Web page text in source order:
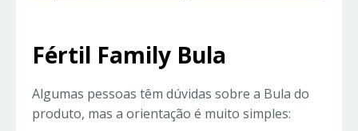
Fértil Family Bula
Algumas pessoas têm dúvidas sobre a Bula do
produto, mas a orientação é muito simples: